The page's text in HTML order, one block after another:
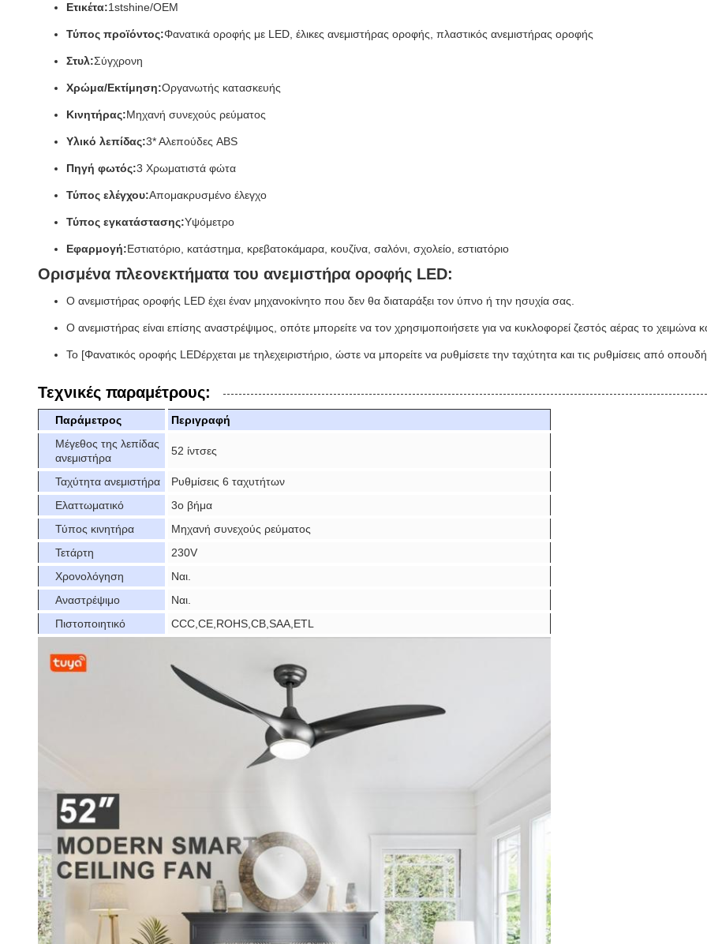
Ετικέτα:1stshine/OEM
Τύπος προϊόντος:Φανατικά οροφής με LED, έλικες ανεμιστήρας οροφής, πλαστικός ανεμιστήρας οροφής
Στυλ:Σύγχρονη
Χρώμα/Εκτίμηση:Οργανωτής κατασκευής
Κινητήρας:Μηχανή συνεχούς ρεύματος
Υλικό λεπίδας:3* Αλεπούδες ABS
Πηγή φωτός:3 Χρωματιστά φώτα
Τύπος ελέγχου:Απομακρυσμένο έλεγχο
Τύπος εγκατάστασης:Υψόμετρο
Εφαρμογή:Εστιατόριο, κατάστημα, κρεβατοκάμαρα, κουζίνα, σαλόνι, σχολείο, εστιατόριο
Ορισμένα πλεονεκτήματα του ανεμιστήρα οροφής LED:
Ο ανεμιστήρας οροφής LED έχει έναν μηχανοκίνητο που δεν θα διαταράξει τον ύπνο ή την ησυχία σας.
Ο ανεμιστήρας είναι επίσης αναστρέψιμος, οπότε μπορείτε να τον χρησιμοποιήσετε για να κυκλοφορεί ζεστός αέρας το χειμώνα
Το [Φανατικός οροφής LEDέρχεται με τηλεχειριστήριο, ώστε να μπορείτε να ρυθμίσετε την ταχύτητα και τις ρυθμίσεις από
Τεχνικές παραμέτρους:
Παράμετρος
Περιγραφή
Μέγεθος της λεπίδας
ανεμιστήρα
52 ίντσες
Ταχύτητα ανεμιστήρα
Ρυθμίσεις 6 ταχυτήτων
Ελαττωματικό
3ο βήμα
Τύπος κινητήρα
Μηχανή συνεχούς ρεύματος
Τετάρτη
230V
Χρονολόγηση
Ναι.
Αναστρέψιμο
Ναι.
Πιστοποιητικό
CCC,CE,ROHS,CB,SAA,ETL